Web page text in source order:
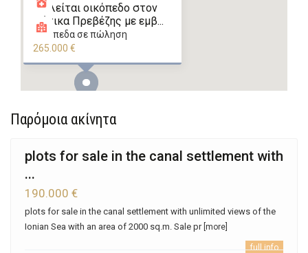
Πωλείται οικόπεδο στον
Μύτικα Πρεβέζης με εμβ...
οικόπεδα σε πώληση
265.000 €
Παρόμοια ακίνητα
plots for sale in the canal settlement with
...
190.000 €
plots for sale in the canal settlement with unlimited views of the
Ionian Sea with an area of ​​2000 sq.m. Sale pr [more]
full info